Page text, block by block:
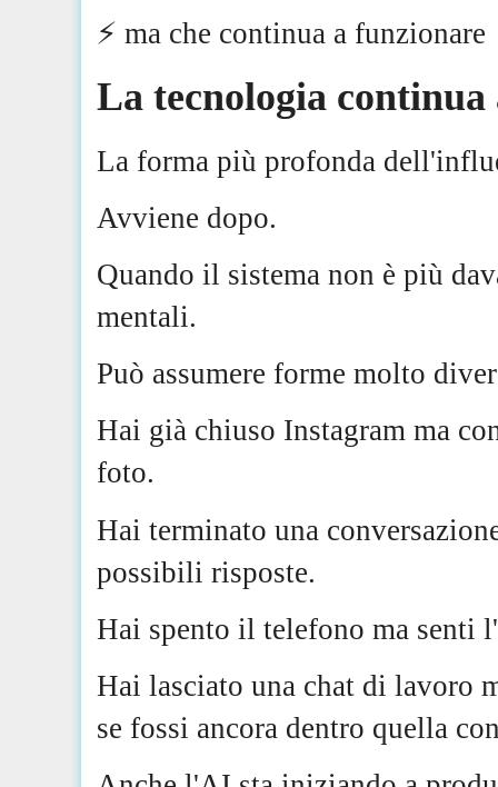
⚡️ ma che continua a funzionare
La tecnologia continua
La forma più profonda
Avviene dopo.
Quando il sistema non è più
mentali.
Può assumere forme molto
Hai già chiuso Instagram ma
foto.
Hai terminato una
possibili risposte.
Hai spento il telefono ma
Hai lasciato una chat di lavoro
se fossi ancora dentro quella